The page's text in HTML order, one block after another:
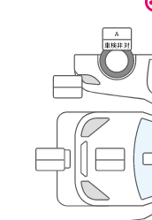
A
車検非対
応